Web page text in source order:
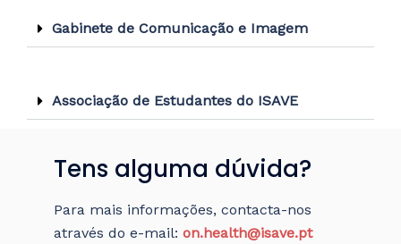
Gabinete de Comunicação e Imagem
Associação de Estudantes do ISAVE
Tens alguma dúvida?
Para mais informações, contacta-nos
através do e-mail: on.health@isave.pt